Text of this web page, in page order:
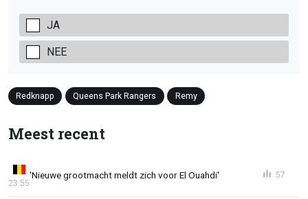
JA
NEE
Redknapp Queens Park Rangers Remy
Meest recent
'Nieuwe grootmacht meldt zich voor El Ouahdi'
23:55
57